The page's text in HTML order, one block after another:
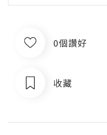
0個讚好
收藏